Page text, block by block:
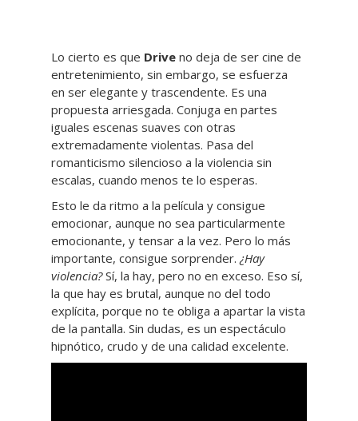
Lo cierto es que Drive no deja de ser cine de
entretenimiento, sin embargo, se esfuerza
en ser elegante y trascendente. Es una
propuesta arriesgada. Conjuga en partes
iguales escenas suaves con otras
extremadamente violentas. Pasa del
romanticismo silencioso a la violencia sin
escalas, cuando menos te lo esperas.
Esto le da ritmo a la película y consigue
emocionar, aunque no sea particularmente
emocionante, y tensar a la vez. Pero lo más
importante, consigue sorprender. ¿Hay
violencia?Sí, la hay, pero no en exceso. Eso sí,
la que hay es brutal, aunque no del todo
explícita, porque no te obliga a apartar la vista
de la pantalla. Sin dudas, es un espectáculo
hipnótico, crudo y de una calidad excelente.